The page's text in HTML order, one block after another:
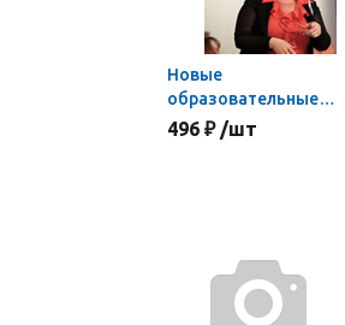
Новые
образовательные
стандарты: системно-
496 ₽ /шт